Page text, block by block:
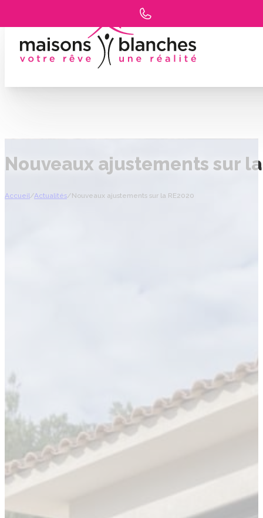
Nouveaux ajustements sur la
Accueil/Actualités/Nouveaux ajustements sur la RE2020